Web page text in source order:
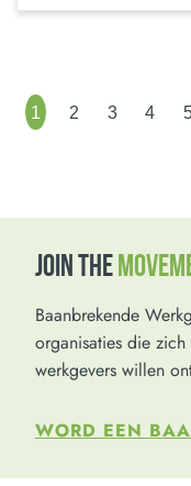
1 2 3 4
JOIN THE
Baanbrekende
organisaties die
werkgevers willen
WORD EEN